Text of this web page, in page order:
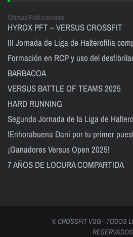
Últimas Publicaciones
HYROX PFT – VERSUS CROSSFIT
III Jornada de Liga de Halterofilia
Formación en RCP y uso del
BARBACOA
VERSUS BATTLE OF TEAMS 2025
HARD RUNNING
Segunda Jornada de la Liga de
!Enhorabuena Dani por tu primer
¡Ganadores Versus Open 2025!
7 AÑOS DE LOCURA COMPARTIDA
© CROSSFIT VSG - TODOS